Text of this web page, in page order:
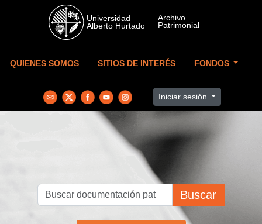
Skip to main content
QUIENES SOMOS SITIOS DE INTERÉS FONDOS
Iniciar sesión
Buscar